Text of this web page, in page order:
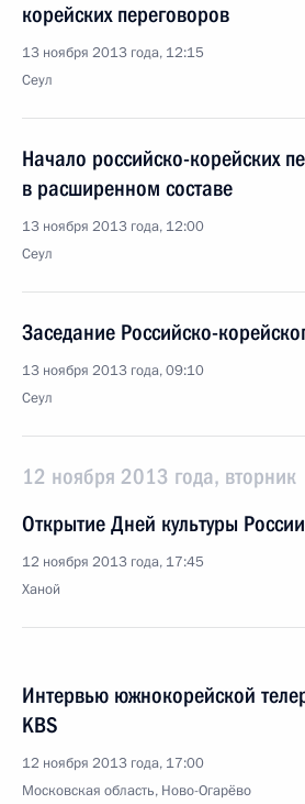
корейских переговоров
13 ноября 2013 года, 12:15
Сеул
Начало российско-корейских
в расширенном составе
13 ноября 2013 года, 12:00
Сеул
Заседание Российско-
13 ноября 2013 года, 09:10
Сеул
12 ноября 2013 года, вторник
Открытие Дней культуры
12 ноября 2013 года, 17:45
Ханой
Интервью южнокорейской
KBS
12 ноября 2013 года, 17:00
Московская область, Ново-Огарёво